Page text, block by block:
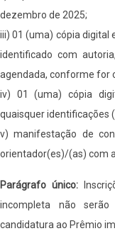
dezembro de 2025;
iii) 01 (uma) cópia digital
identificado com
agendada, conforme for
iv) 01 (uma) cópia
quaisquer identificações
v) manifestação de
orientador(es)/(as) com
Parágrafo único:
incompleta não
candidatura ao Prêmio